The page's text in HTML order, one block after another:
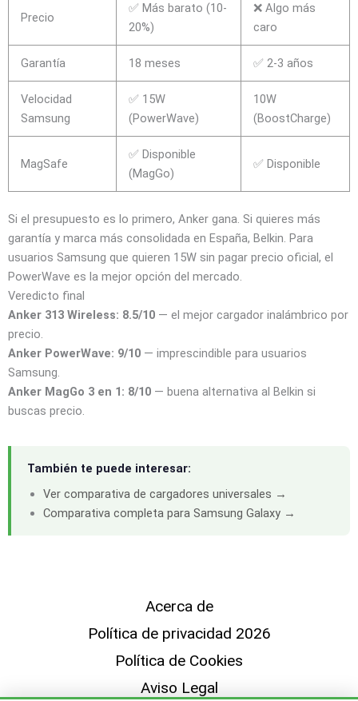
Precio
✅ Más barato (10-
20%)
❌ Algo más
caro
Garantía 18 meses ✅ 2-3 años
Velocidad
Samsung
✅ 15W
(PowerWave)
10W
(BoostCharge)
MagSafe
✅ Disponible
(MagGo)
✅ Disponible
Si el presupuesto es lo primero, Anker gana. Si quieres más
garantía y marca más consolidada en España, Belkin. Para
usuarios Samsung que quieren 15W sin pagar precio oficial, el
PowerWave es la mejor opción del mercado.
Veredicto final
Anker 313 Wireless: 8.5/10 — el mejor cargador inalámbrico por
precio.
Anker PowerWave: 9/10 — imprescindible para usuarios
Samsung.
Anker MagGo 3 en 1: 8/10 — buena alternativa al Belkin si
buscas precio.
También te puede interesar:
Ver comparativa de cargadores universales →
Comparativa completa para Samsung Galaxy →
Acerca de
Política de privacidad 2026
Política de Cookies
Aviso Legal